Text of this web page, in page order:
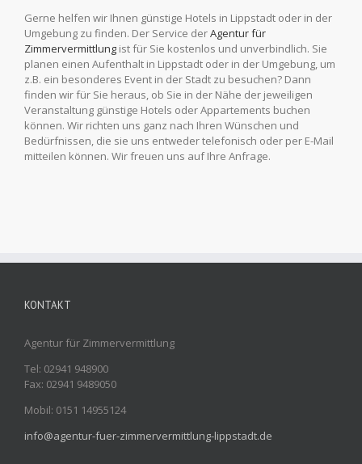
Gerne helfen wir Ihnen günstige Hotels in Lippstadt oder in der
Umgebung zu finden. Der Service derAgentur für
Zimmervermittlung ist für Sie kostenlos und unverbindlich. Sie
planen einen Aufenthalt in Lippstadt oder in der Umgebung, um
z.B. ein besonderes Event in der Stadt zu besuchen? Dann
finden wir für Sie heraus, ob Sie in der Nähe der jeweiligen
Veranstaltung günstige Hotels oder Appartements buchen
können. Wir richten uns ganz nach Ihren Wünschen und
Bedürfnissen, die sie uns entweder telefonisch oder per E-Mail
mitteilen können. Wir freuen uns auf Ihre Anfrage.
KONTAKT
Agentur für Zimmervermittlung
Tel: 02941 948900
Fax: 02941 9489050
Mobil: 0151 14955124
info@agentur-fuer-zimmervermittlung-lippstadt.de